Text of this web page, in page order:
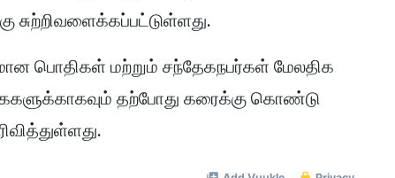
சுற்றிவளைக்கப்பட்டுள்ளது.
பொதிகள் மற்றும் சந்தேகநபர்கள் மேலதிக
தற்போது கரைக்கு கொண்டு